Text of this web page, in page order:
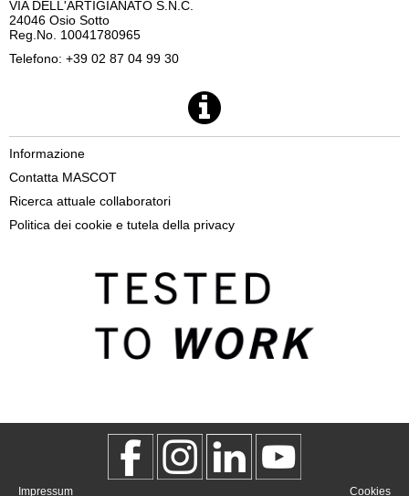
VIA DELL'ARTIGIANATO S.N.C.
24046 Osio Sotto
Reg.No. 10041780965
Telefono: +39 02 87 04 99 30
Informazione
Contatta MASCOT
Ricerca attuale collaboratori
Politica dei cookie e tutela della privacy
Cookies
Impressum